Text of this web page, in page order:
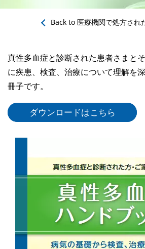
Back to 医療機関で処方され
真性多血症と診断された患者さまと
に疾患、検査、治療について理解を
冊子です。
ダウンロードはこちら